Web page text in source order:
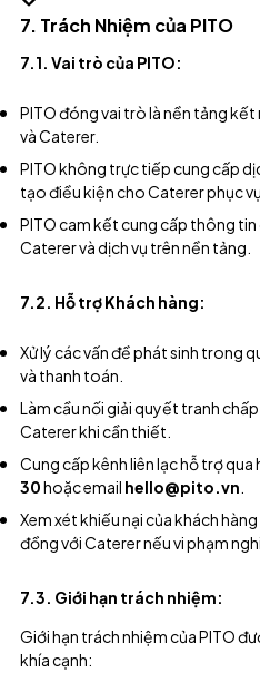
7. Trách Nhiệm của PITO
7.1. Vai trò của PITO:
PITO đóng vai trò là nền tảng kết
và Caterer.
PITO không trực tiếp cung cấp
tạo điều kiện cho Caterer phục
PITO cam kết cung cấp thông tin
Caterer và dịch vụ trên nền tảng.
7.2. Hỗ trợ Khách hàng:
Xử lý các vấn đề phát sinh trong
và thanh toán.
Làm cầu nối giải quyết tranh
Caterer khi cần thiết.
Cung cấp kênh liên lạc hỗ trợ qua
30hoặc email hello@pito.vn
Xem xét khiếu nại của khách
đồng với Caterer nếu vi phạm
7.3. Giới hạn trách nhiệm:
Giới hạn trách nhiệm của PITO
khía cạnh: